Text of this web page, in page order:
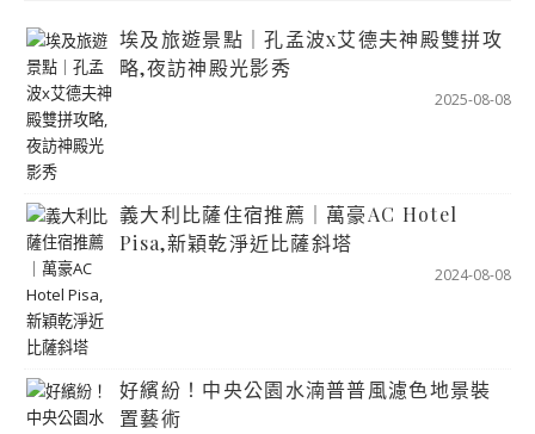
埃及旅遊景點｜孔孟波x艾德夫神殿雙拼攻
略,夜訪神殿光影秀
2025-08-08
義大利比薩住宿推薦｜萬豪AC Hotel
Pisa,新穎乾淨近比薩斜塔
2024-08-08
好繽紛！中央公園水湳普普風濾色地景裝
置藝術